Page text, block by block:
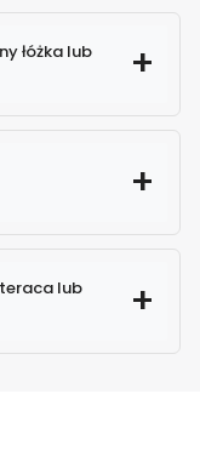
łóżka lub
lub